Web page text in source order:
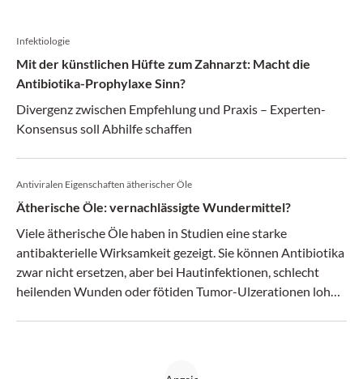
oralen Gesundheit aus.
Infektiologie
Mit der künstlichen Hüfte zum Zahnarzt: Macht die
Antibiotika-Prophylaxe Sinn?
Divergenz zwischen Empfehlung und Praxis – Experten-
Konsensus soll Abhilfe schaffen
Antiviralen Eigenschaften ätherischer Öle
Ätherische Öle: vernachlässigte Wundermittel?
Viele ätherische Öle haben in Studien eine starke
antibakterielle Wirksamkeit gezeigt. Sie können Antibiotika
zwar nicht ersetzen, aber bei Hautinfektionen, schlecht
heilenden Wunden oder fötiden Tumor-Ulzerationen lohnt